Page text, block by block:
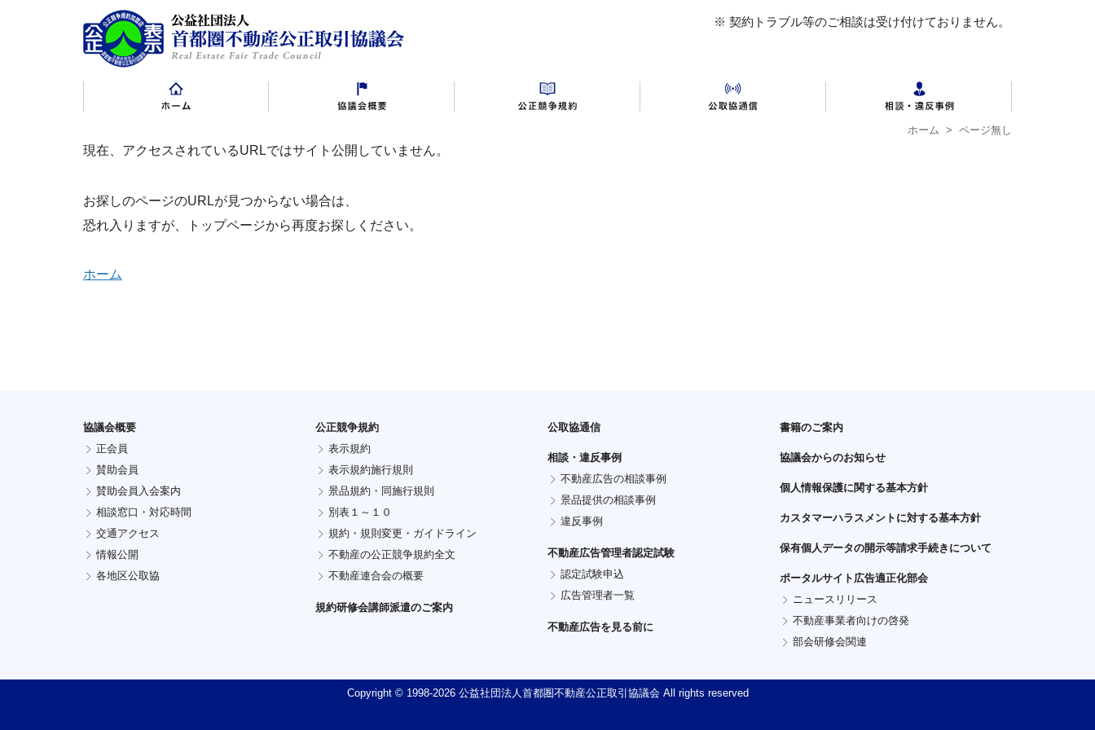
※ 契約トラブル等のご相談は受け付けておりません。
賛助会員 賛助会員入会案内
表示規約 表示規約施行規則 景品規約・同施行規則 別表１～１０
不動産広告の相談事例
ホーム > ページ無し
現在、アクセスされているURLではサイト公開していません。
お探しのページのURLが見つからない場合は、
恐れ入りますが、トップページから再度お探しください。
ホーム
協議会概要
正会員
賛助会員
賛助会員入会案内
相談窓口・対応時間
交通アクセス
情報公開
各地区公取協
公正競争規約
表示規約
表示規約施行規則
景品規約・同施行規則
別表１～１０
規約・規則変更・ガイドライン
不動産の公正競争規約全文
不動産連合会の概要
規約研修会講師派遣のご案内
公取協通信
相談・違反事例
不動産広告の相談事例
景品提供の相談事例
違反事例
不動産広告管理者認定試験
認定試験申込
広告管理者一覧
不動産広告を見る前に
書籍のご案内
協議会からのお知らせ
個人情報保護に関する基本方針
カスタマーハラスメントに対する基本方針
保有個人データの開示等請求手続きについて
ポータルサイト広告適正化部会
ニュースリリース
不動産事業者向けの啓発
部会研修会関連
Copyright © 1998-2026 公益社団法人首都圏不動産公正取引協議会 All rights reserved